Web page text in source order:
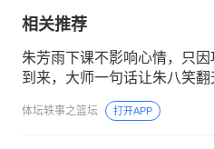
相关推荐
朱芳雨下课不影响心情，只因
到来，大师一句话让朱八笑翻
体坛轶事之篮坛 打开APP